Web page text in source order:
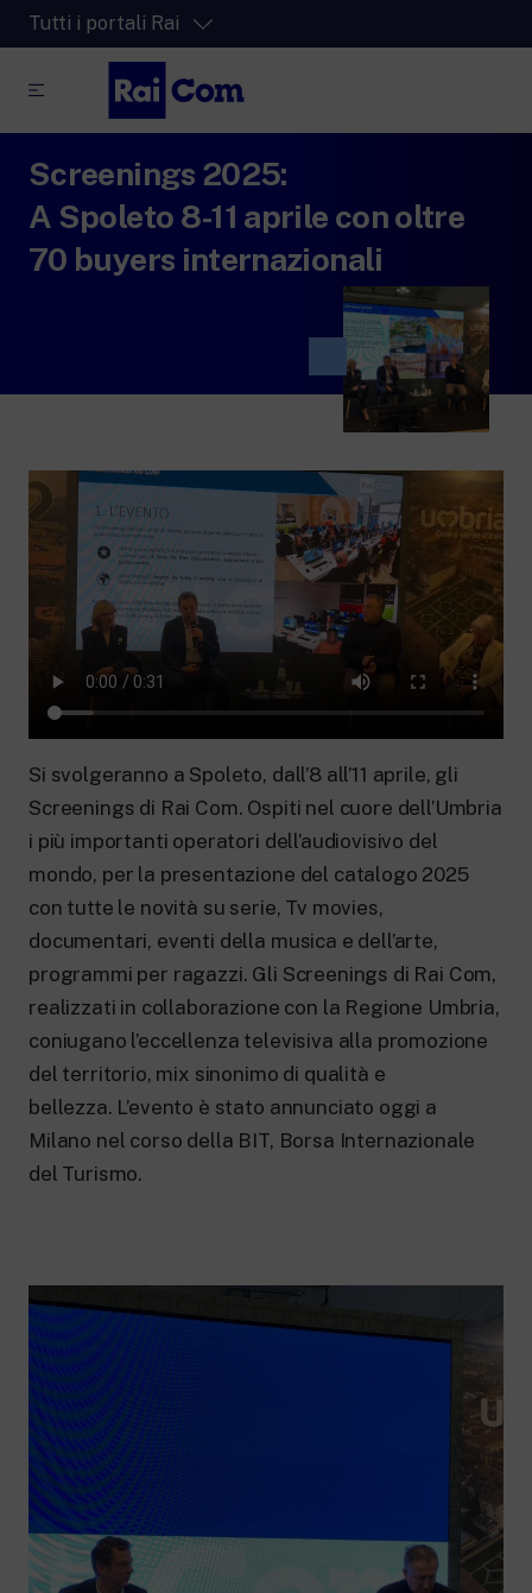
Tutti i portali Rai
La piattaforma di streaming video per tutti.
RaiPlay
La piattaforma digitale dei canali Radio
RaiPlay Sound
Lo spazio sicuro ricco di cartoni animati
New 24 ore su 24: attualità, ultime notizie
e aggiornamenti.
RaiNews
Le redazioni regionali di RaiNews.
Rai TgR
Approfondimenti culturali su Arte,
Letteratura, Storia e molto altro.
Rai Cultura
Per le scuole secondarie di I e II grado,
l’Università, i Docenti e l’istruzione degli
adulti.
Rai Scuola
Screenings 2025:
A Spoleto 8-11 aprile con oltre
70 buyers internazionali
Si svolgeranno a Spoleto, dall’8 all’11 aprile, gli
Screenings di Rai Com. Ospiti nel cuore dell’Umbria
i più importanti operatori dell’audiovisivo del
mondo, per la presentazione del catalogo 2025
con tutte le novità su serie, Tv movies,
documentari, eventi della musica e dell’arte,
programmi per ragazzi. Gli Screenings di Rai Com,
realizzati in collaborazione con la Regione Umbria,
coniugano l’eccellenza televisiva alla promozione
del territorio, mix sinonimo di qualità e
bellezza. L’evento è stato annunciato oggi a
Milano nel corso della BIT, Borsa Internazionale
del Turismo.